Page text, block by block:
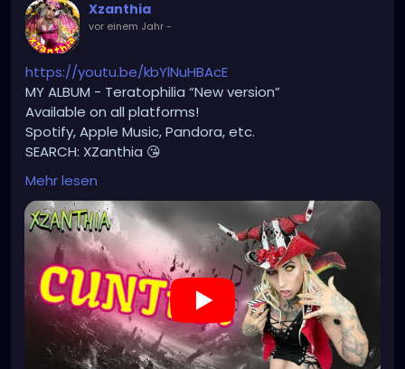
Xzanthia
vor einem Jahr-
https://youtu.be/kbYlNuHBAcE
MY ALBUM - Teratophilia “New version”
Available on all platforms!
Spotify, Apple Music, Pandora, etc.
SEARCH: XZanthia 😘
⚠️ Please add
INSTAGRAM.com/xzanthia.official.profile
TikTok.com/@xzanthia.music
🔥🎶❤️‍🔥 MY ART & ORIGINAL MUSIC!!! 🥰 ➡️
XZanthia.com
YOUTUBE.com/XZanthiaMUSIC
Mehr lesen